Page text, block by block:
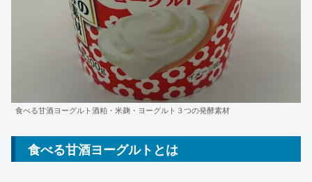
食べる甘酒ヨーグルト酒粕・米麹・ヨーグルト３つの発酵素材
食べる甘酒ヨーグルトとは